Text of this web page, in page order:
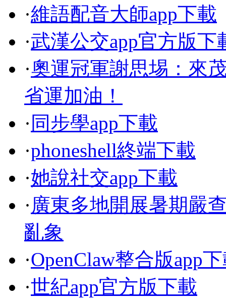
·維語配音大師app下載
·武漢公交app官方版下
·奧運冠軍謝思埸：來
省運加油！
· 同步學app下載
·phoneshell終端下載
·她說社交app下載
·廣東多地開展暑期嚴
亂象
·OpenClaw整合版app
·世紀app官方版下載